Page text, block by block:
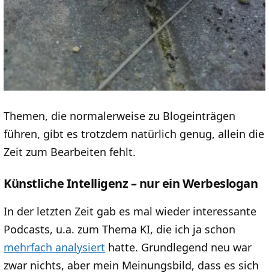
Themen, die normalerweise zu Blogeinträgen
führen, gibt es trotzdem natürlich genug, allein die
Zeit zum Bearbeiten fehlt.
Künstliche Intelligenz – nur ein Werbeslogan
In der letzten Zeit gab es mal wieder interessante
Podcasts, u.a. zum Thema KI, die ich ja schon
mehrfach analysiert hatte. Grundlegend neu war
zwar nichts, aber mein Meinungsbild, dass es sich